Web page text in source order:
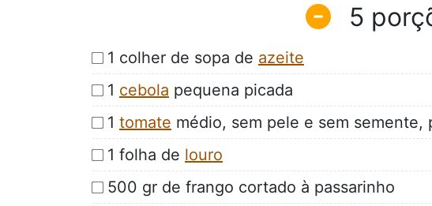
5
1 colher de sopa de azeite
1 cebola pequena picada
1 tomate médio, sem pele e sem semente,
1 folha de louro
500 gr de frango cortado à passarinho